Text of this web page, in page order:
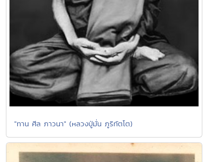
"ทาน ศีล ภาวนา" (หลวงปู่มั่น ภูริทัตโต)